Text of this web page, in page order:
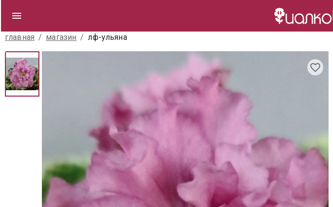
главная / магазин / лф-ульяна